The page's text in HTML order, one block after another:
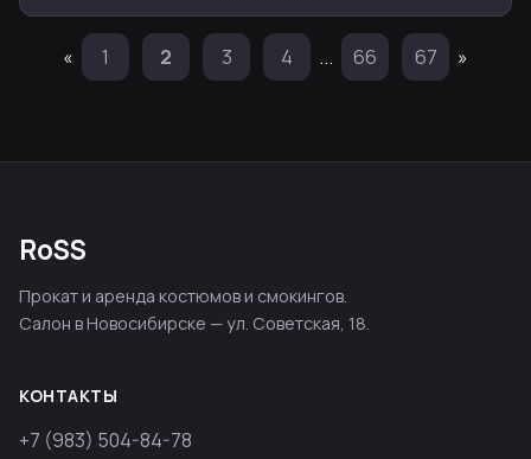
« 1 2 3 4 ... 66 67 »
RoSS
Прокат и аренда костюмов и смокингов.
Салон в Новосибирске — ул. Советская, 18.
КОНТАКТЫ
+7 (983) 504-84-78